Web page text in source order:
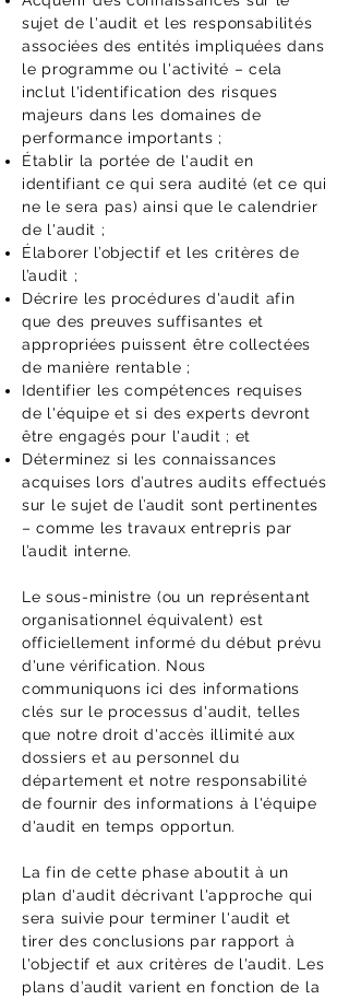
sujet de l'audit et les responsabilités
associées des entités impliquées dans
le programme ou l'activité – cela
inclut l'identification des risques
majeurs dans les domaines de
performance importants ;
Établir la portée de l'audit en
identifiant ce qui sera audité (et ce qui
ne le sera pas) ainsi que le calendrier
de l'audit ;
Élaborer l’objectif et les critères de
l’audit ;
Décrire les procédures d'audit afin
que des preuves suffisantes et
appropriées puissent être collectées
de manière rentable ;
Identifier les compétences requises
de l'équipe et si des experts devront
être engagés pour l'audit ; et
Déterminez si les connaissances
acquises lors d’autres audits effectués
sur le sujet de l’audit sont pertinentes
– comme les travaux entrepris par
l’audit interne.
Le sous-ministre (ou un représentant
organisationnel équivalent) est
officiellement informé du début prévu
d'une vérification. Nous
communiquons ici des informations
clés sur le processus d'audit, telles
que notre droit d'accès illimité aux
dossiers et au personnel du
département et notre responsabilité
de fournir des informations à l'équipe
d'audit en temps opportun.
La fin de cette phase aboutit à un
plan d'audit décrivant l'approche qui
sera suivie pour terminer l'audit et
tirer des conclusions par rapport à
l'objectif et aux critères de l'audit. Les
plans d’audit varient en fonction de la